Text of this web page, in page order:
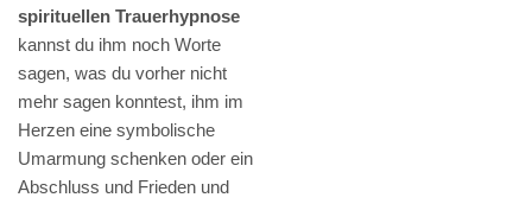
spirituellen Trauerhypnose
kannst du ihm noch Worte
sagen, was du vorher nicht
mehr sagen konntest, ihm im
Herzen eine symbolische
Umarmung schenken oder ein
Abschluss und Frieden und